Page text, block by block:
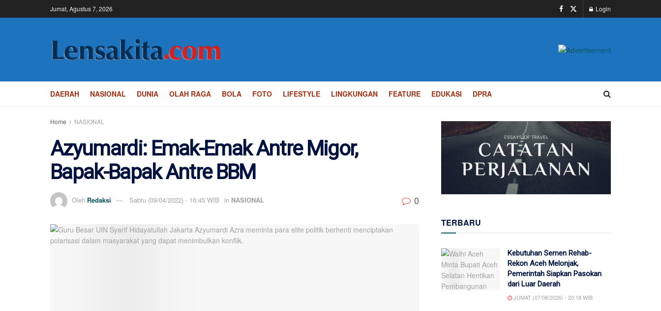
Jumat, Agustus 7, 2026 Login
DAERAH NASIONAL DUNIA OLAH RAGA BOLA FOTO LIFESTYLE LINGKUNGAN FEATURE EDUKASI DPRA
Home NASIONAL
Azyumardi: Emak-Emak Antre Migor,
Bapak-Bapak Antre BBM
Oleh Redaksi Sabtu (09/04/2022) - 16:45 WIB in NASIONAL 0
TERBARU
Kebutuhan Semen Rehab-
Rekon Aceh Melonjak,
Pemerintah Siapkan Pasokan
dari Luar Daerah
JUMAT (07/08/2026) - 20:18 WIB